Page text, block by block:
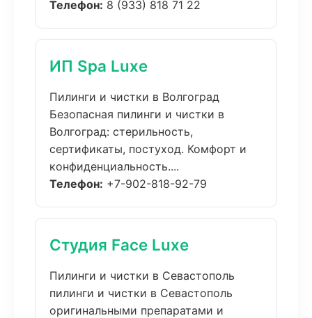
Телефон: 8 (933) 818 71 22
ИП Spa Luxe
Пилинги и чистки в Волгоград
Безопасная пилинги и чистки в
Волгоград: стерильность,
сертификаты, постуход. Комфорт и
конфиденциальность....
Телефон: +7-902-818-92-79
Студия Face Luxe
Пилинги и чистки в Севастополь
пилинги и чистки в Севастополь
оригинальными препаратами и